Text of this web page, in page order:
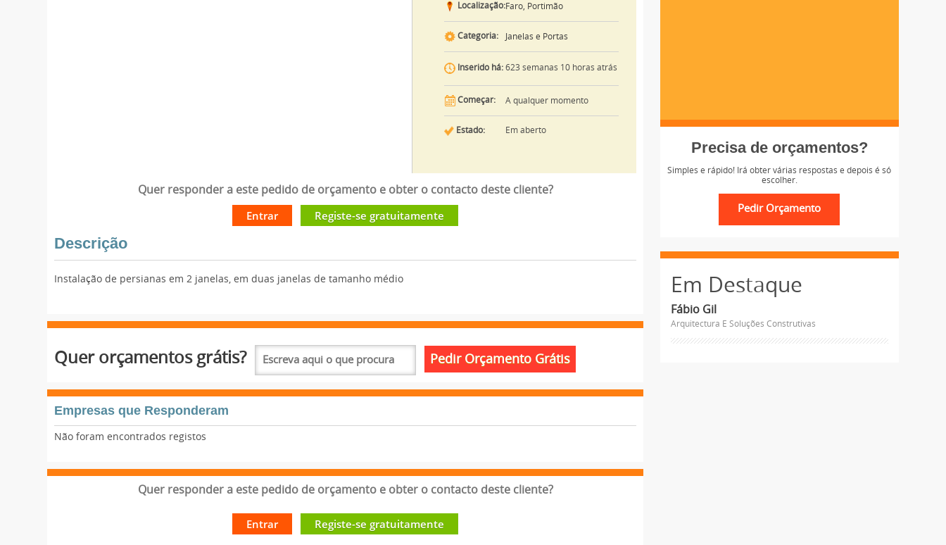
Localização:Faro, Portimão
Categoria: Janelas e Portas
Inserido há: 623 semanas 10 horas atrás
Começar: A qualquer momento
Estado: Em aberto
Quer responder a este pedido de orçamento e obter o contacto deste cliente?
Entrar Registe-se gratuitamente
Descrição
Instalação de persianas em 2 janelas, em duas janelas de tamanho médio
Quer orçamentos grátis?
Empresas que Responderam
Não foram encontrados registos
Quer responder a este pedido de orçamento e obter o contacto deste cliente?
Entrar Registe-se gratuitamente
Precisa de orçamentos?
Simples e rápido! Irá obter várias respostas e depois é só
escolher.
Em Destaque
Fábio Gil
Arquitectura E Soluções Construtivas